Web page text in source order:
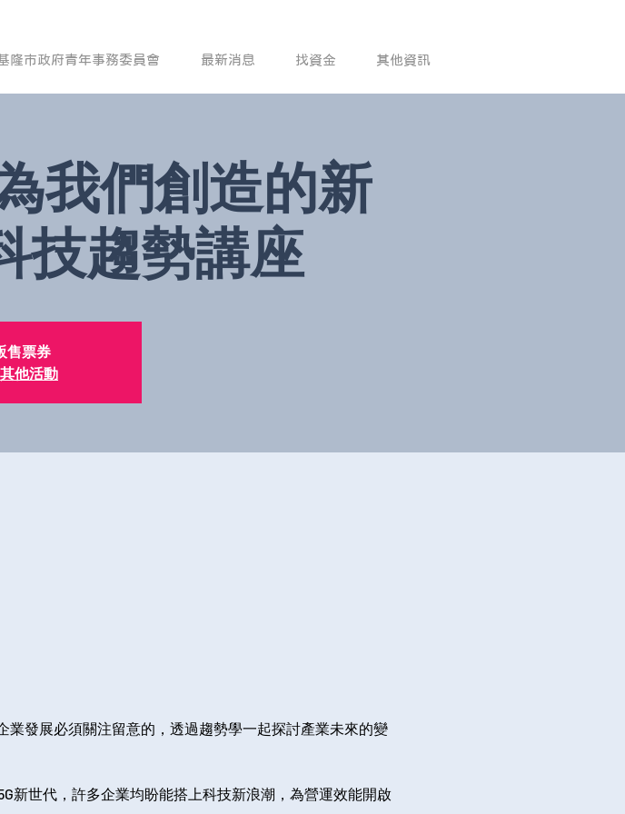
隆市政府青年事務委員會 最新消息 找資金 其他資訊
我們創造的新
技趨勢講座
售票券
他活動
發展必須關注留意的，透過趨勢學一起探討產業未來的變
新世代，許多企業均盼能搭上科技新浪潮，為營運效能開啟